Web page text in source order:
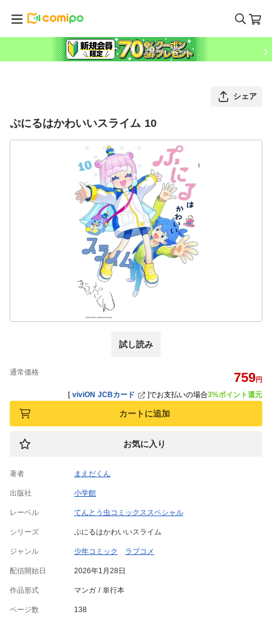
シェア
ぷにるはかわいいスライム 10
試し読み
通常価格 759円
[ viviON JCBカード ]でお支払いの場合3%ポイント還元
カートに追加
お気に入り
著者 まえだくん
出版社 小学館
レーベル てんとう虫コミックススペシャル
シリーズ ぷにるはかわいいスライム
ジャンル 少年コミック ラブコメ
配信開始日 2026年1月28日
作品形式 マンガ 単行本
ページ数 138